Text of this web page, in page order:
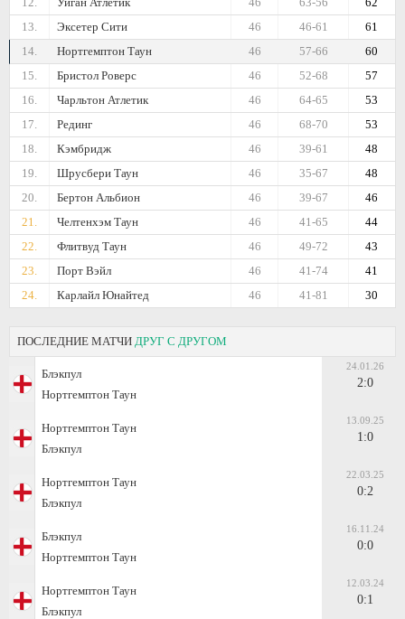
13.
Эксетер Сити 61
46-61
46
14.
Нортгемптон Таун 60
57-66
46
15.
Бристол Роверс 57
52-68
46
16.
Чарльтон Атлетик 53
64-65
46
17.
Рединг 53
68-70
46
18.
Кэмбридж 48
39-61
46
19.
Шрусбери Таун 48
35-67
46
20.
Бертон Альбион 46
39-67
46
21.
Челтенхэм Таун 44
41-65
46
22.
Флитвуд Таун 43
49-72
46
23.
Порт Вэйл 41
41-74
46
24.
Карлайл Юнайтед 30
41-81
46
ПОСЛЕДНИЕ МАТЧИ ДРУГ С ДРУГОМ
Блэкпул
Нортгемптон Таун
24.01.26
2:0
Нортгемптон Таун
Блэкпул
13.09.25
1:0
Нортгемптон Таун
Блэкпул
22.03.25
0:2
Блэкпул
Нортгемптон Таун
16.11.24
0:0
Нортгемптон Таун
Блэкпул
12.03.24
0:1